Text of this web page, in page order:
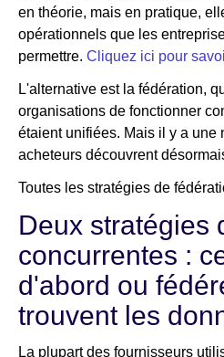
en théorie, mais en pratique,
opérationnels que les
permettre. Cliquez ici pour
L'alternative est la fédération,
organisations de fonctionner
étaient unifiées. Mais il y a une
acheteurs découvrent
Toutes les stratégies de
Deux stratégies
concurrentes :
d'abord ou
trouvent les
La plupart des fournisseurs